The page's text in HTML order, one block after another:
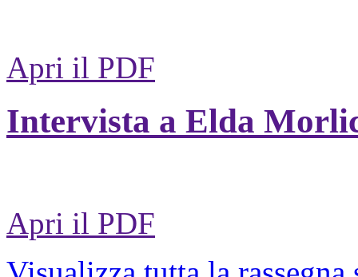
Apri il PDF
Intervista a Elda
Apri il PDF